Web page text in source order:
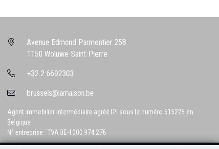
Avenue Edmond Parmentier 258
1150 Woluwe-Saint-Pierre
+32 2 6692303
brussels@lamaison.be
Agent immobilier intermédiaire agréé IPI sous le numéro 515225 en
Belgique
N° entreprise : TVA BE-1000 974 276